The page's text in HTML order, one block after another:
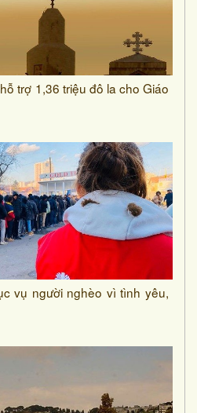
trợ 1,36 triệu đô la cho Giáo
vụ người nghèo vì tình yêu,